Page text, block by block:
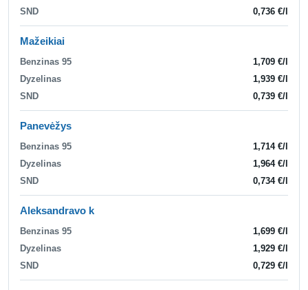
SND
0,736 €/l
Mažeikiai
Benzinas 95
1,709 €/l
Dyzelinas
1,939 €/l
SND
0,739 €/l
Panevėžys
Benzinas 95
1,714 €/l
Dyzelinas
1,964 €/l
SND
0,734 €/l
Aleksandravo k
Benzinas 95
1,699 €/l
Dyzelinas
1,929 €/l
SND
0,729 €/l